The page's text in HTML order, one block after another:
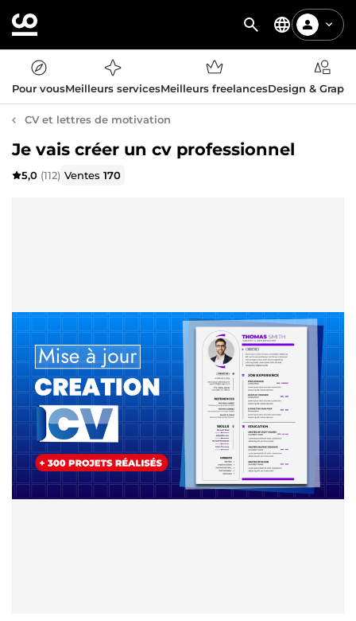
Pour vousMeilleurs servicesMeilleurs freelancesDesign &
CV et lettres de motivation
Je vais créer un cv professionnel
5,0 (112) Ventes170